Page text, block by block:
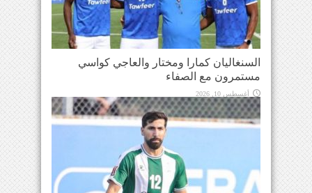
السنغاليان كمارا ومختار والعاجي كواسي
مستمرون مع الصفاء
أغسطس 10, 2026